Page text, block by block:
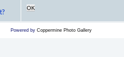
OK
Powered by Coppermine Photo Gallery